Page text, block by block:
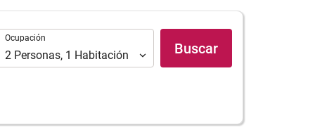
Ocupación
Ocupación
2 Personas, 1 Habitación Buscar